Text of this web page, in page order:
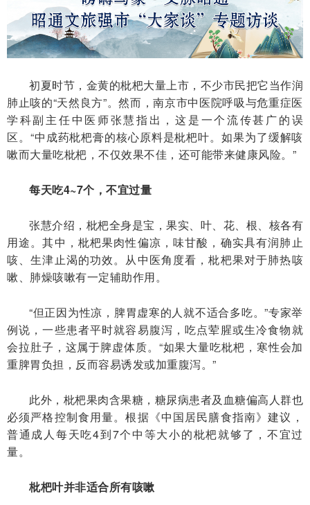
初夏时节，金黄的枇杷大量上市，不少市民把它当作润
肺止咳的“天然良方”。然而，南京市中医院呼吸与危重症医
学科副主任中医师张慧指出，这是一个流传甚广的误
区。“中成药枇杷膏的核心原料是枇杷叶。如果为了缓解咳
嗽而大量吃枇杷，不仅效果不佳，还可能带来健康风险。”
每天吃4~7个，不宜过量
张慧介绍，枇杷全身是宝，果实、叶、花、根、核各有
用途。其中，枇杷果肉性偏凉，味甘酸，确实具有润肺止
咳、生津止渴的功效。从中医角度看，枇杷果对于肺热咳
嗽、肺燥咳嗽有一定辅助作用。
“但正因为性凉，脾胃虚寒的人就不适合多吃。”专家举
例说，一些患者平时就容易腹泻，吃点荤腥或生冷食物就
会拉肚子，这属于脾虚体质。“如果大量吃枇杷，寒性会加
重脾胃负担，反而容易诱发或加重腹泻。”
此外，枇杷果肉含果糖，糖尿病患者及血糖偏高人群也
必须严格控制食用量。根据《中国居民膳食指南》建议，
普通成人每天吃4到7个中等大小的枇杷就够了，不宜过
量。
枇杷叶并非适合所有咳嗽